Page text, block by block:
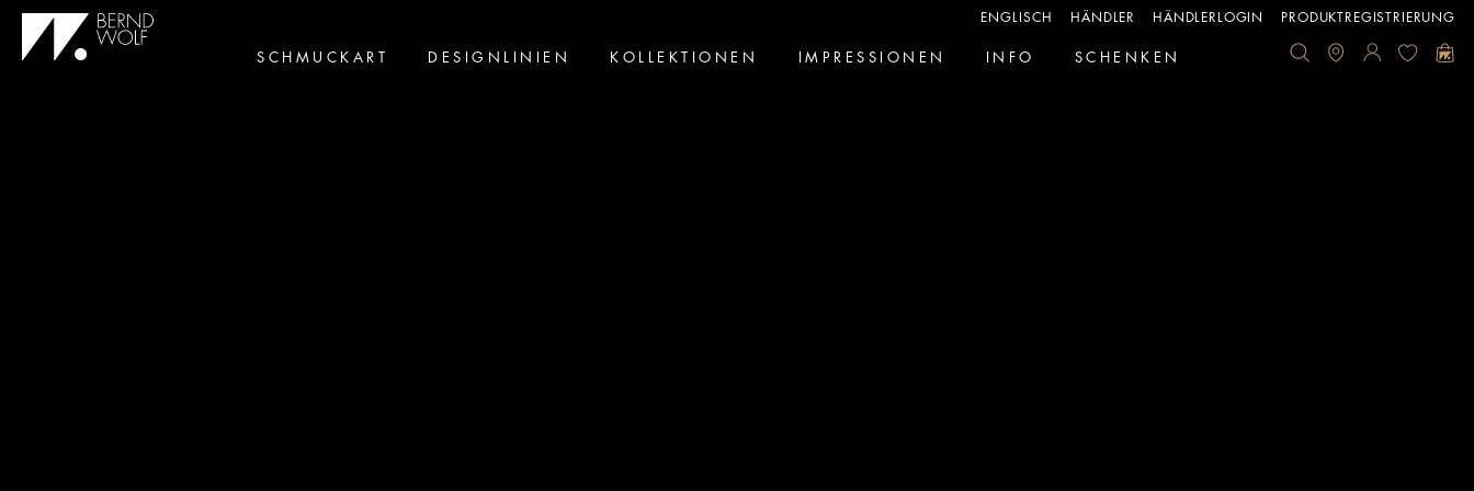
ENGLISCH HÄNDLER HÄNDLERLOGIN PRODUKTREGISTRIERUNG
SCHMUCKART DESIGNLINIEN KOLLEKTIONEN IMPRESSIONEN INFO SCHENKEN